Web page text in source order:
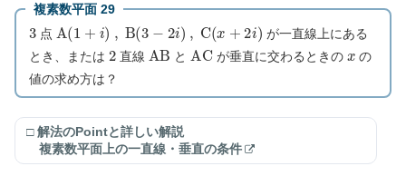
複素数平面 29
3点 A (1 , B (3 ) , C (x )
が一直線上にある
とき、または 2直線 A B と A C が垂直に交わるときの
の
値の求め方は？
□ 解法のPointと詳しい解説
複素数平面上の一直線・垂直の条件